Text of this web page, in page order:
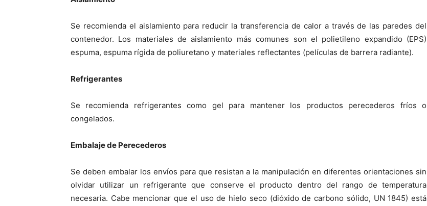
Se recomienda el aislamiento para reducir la transferencia de calor a través de las paredes del
contenedor. Los materiales de aislamiento más comunes son el polietileno expandido (EPS)
espuma, espuma rígida de poliuretano y materiales reflectantes (películas de barrera radiante).
Refrigerantes
Se recomienda refrigerantes como gel para mantener los productos perecederos fríos o
congelados.
Embalaje de Perecederos
Se deben embalar los envíos para que resistan a la manipulación en diferentes orientaciones sin
olvidar utilizar un refrigerante que conserve el producto dentro del rango de temperatura
necesaria. Cabe mencionar que el uso de hielo seco (dióxido de carbono sólido, UN 1845) está